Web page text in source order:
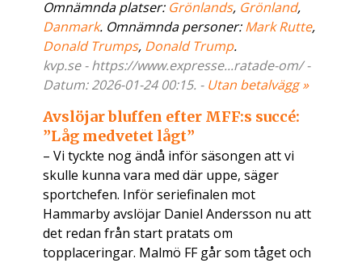
Omnämnda platser: Grönlands, Grönland,
Danmark. Omnämnda personer:Mark Rutte,
Donald Trumps, Donald Trump.
kvp.se - https://www.expresse...ratade-om/ -
Datum: 2026-01-24 00:15. - Utan betalvägg »
Avslöjar bluffen efter MFF:s succé:
”Låg medvetet lågt”
– Vi tyckte nog ändå inför säsongen att vi
skulle kunna vara med där uppe, säger
sportchefen. Inför seriefinalen mot
Hammarby avslöjar Daniel Andersson nu att
det redan från start pratats om
topplaceringar. Malmö FF går som tåget och